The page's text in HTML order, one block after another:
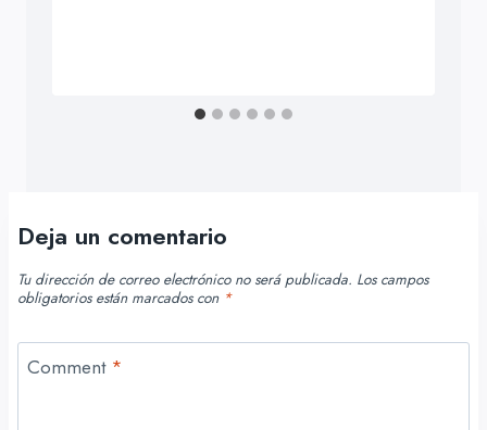
Deja un comentario
Tu dirección de correo electrónico no será publicada. Los campos
obligatorios están marcados con *
Comment *